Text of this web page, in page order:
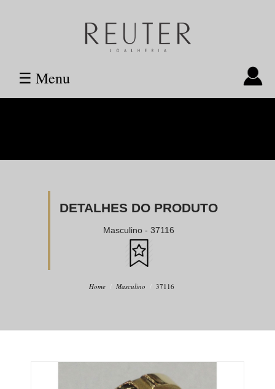
☰ Menu
DETALHES DO PRODUTO
Masculino - 37116
Home Masculino 37116